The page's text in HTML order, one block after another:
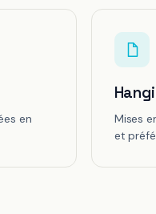
en
Mises
et